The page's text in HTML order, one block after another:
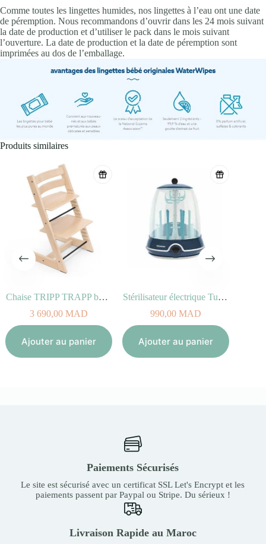
Comme toutes les lingettes humides, nos lingettes à l’eau ont une date
de péremption. Nous recommandons d’ouvrir dans les 24 mois suivant
la date de production et d’utiliser le pack dans le mois suivant
l’ouverture. La date de production et la date de péremption sont
imprimées au dos de l’emballage.
Produits similaires
Chaise TRIPP TRAPP bois de Hêtre Naturel
3 690,00MAD
Ajouter au panier
Stérilisateur électrique Turbo vapeur(+)
990,00MAD
Ajouter au panier
Paiements Sécurisés
Le site est sécurisé avec un certificat SSL Let's Encrypt et les
paiements passent par Paypal ou Stripe. Du sérieux !
Livraison Rapide au Maroc